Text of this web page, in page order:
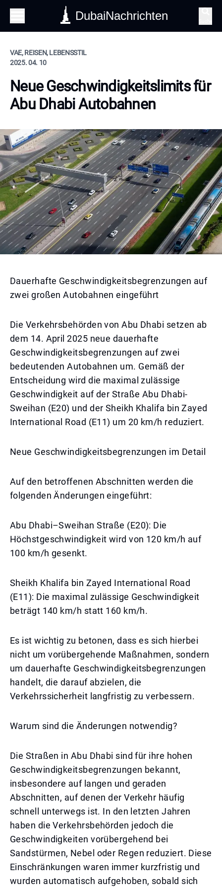
DubaiNachrichten
VAE, REISEN, LEBENSSTIL
2025. 04. 10
Neue Geschwindigkeitslimits für
Abu Dhabi Autobahnen
Dauerhafte Geschwindigkeitsbegrenzungen auf
zwei großen Autobahnen eingeführt
Die Verkehrsbehörden von Abu Dhabi setzen ab
dem 14. April 2025 neue dauerhafte
Geschwindigkeitsbegrenzungen auf zwei
bedeutenden Autobahnen um. Gemäß der
Entscheidung wird die maximal zulässige
Geschwindigkeit auf der Straße Abu Dhabi-
Sweihan (E20) und der Sheikh Khalifa bin Zayed
International Road (E11) um 20 km/h reduziert.
Neue Geschwindigkeitsbegrenzungen im Detail
Auf den betroffenen Abschnitten werden die
folgenden Änderungen eingeführt:
Abu Dhabi–Sweihan Straße (E20): Die
Höchstgeschwindigkeit wird von 120 km/h auf
100 km/h gesenkt.
Sheikh Khalifa bin Zayed International Road
(E11): Die maximal zulässige Geschwindigkeit
beträgt 140 km/h statt 160 km/h.
Es ist wichtig zu betonen, dass es sich hierbei
nicht um vorübergehende Maßnahmen, sondern
um dauerhafte Geschwindigkeitsbegrenzungen
handelt, die darauf abzielen, die
Verkehrssicherheit langfristig zu verbessern.
Warum sind die Änderungen notwendig?
Die Straßen in Abu Dhabi sind für ihre hohen
Geschwindigkeitsbegrenzungen bekannt,
insbesondere auf langen und geraden
Abschnitten, auf denen der Verkehr häufig
schnell unterwegs ist. In den letzten Jahren
haben die Verkehrsbehörden jedoch die
Geschwindigkeiten vorübergehend bei
Sandstürmen, Nebel oder Regen reduziert. Diese
Einschränkungen waren immer kurzfristig und
wurden automatisch aufgehoben, sobald sich